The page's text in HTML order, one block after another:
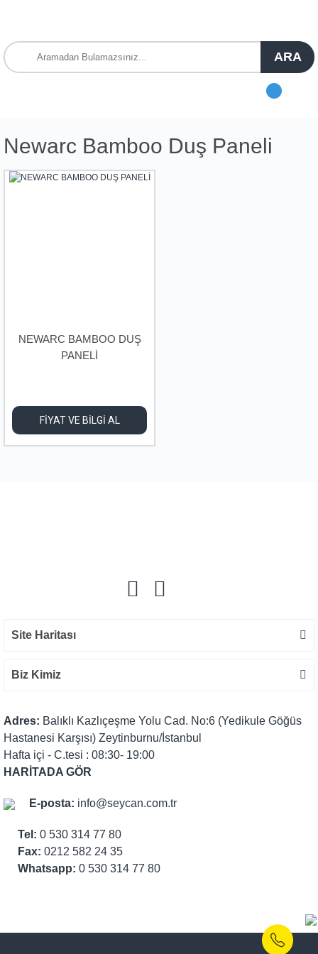
ARA
Newarc Bamboo Duş Paneli
NEWARC BAMBOO DUŞ
PANELİ
FİYAT VE BİLGİ AL
Site Haritası
Biz Kimiz
Adres: Balıklı Kazlıçeşme Yolu Cad. No:6 (Yedikule Göğüs
Hastanesi Karşısı) Zeytinburnu/İstanbul
Hafta içi - C.tesi : 08:30- 19:00
HARİTADA GÖR
E-posta: info@seycan.com.tr
Tel: 0 530 314 77 80
Fax: 0212 582 24 35
Whatsapp: 0 530 314 77 80